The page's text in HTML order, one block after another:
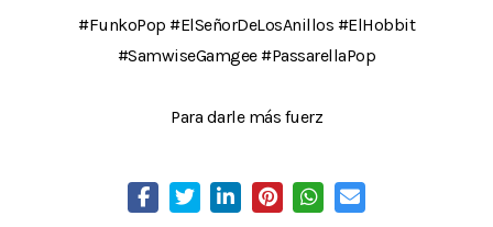
#FunkoPop #ElSeñorDeLosAnillos #ElHobbit
#SamwiseGamgee #PassarellaPop
Para darle más fuerz